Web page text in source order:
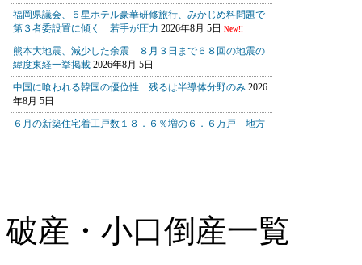
破産・小口倒産一覧